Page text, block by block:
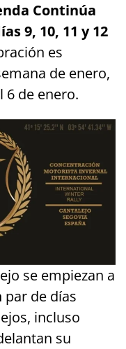
Continúa
9, 10, 11 y 12
es
de enero,
6 de enero.
se empiezan a
de días
incluso
su